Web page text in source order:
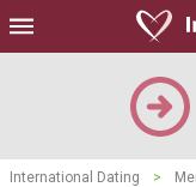
International Dating >